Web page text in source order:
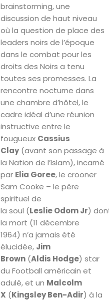
brainstorming, une
discussion de haut niveau
où la question de place des
leaders noirs de l’époque
dans le combat pour les
droits des Noirs a tenu
toutes ses promesses. La
rencontre nocturne dans
une chambre d’hôtel, le
cadre idéal d’une réunion
instructive entre le
fougueux Cassius
Clay(avant son passage à
la Nation de l’Islam), incarné
par Elia Goree, le crooner
Sam Cooke – le père
spirituel de
la soul (Leslie Odom Jr)
la mort (11 décembre
1964) n’a jamais été
élucidée, Jim
Brown(Aldis Hodge) star
du Football américain et
adulé, et un Malcolm
X (Kingsley Ben-Adir) à la